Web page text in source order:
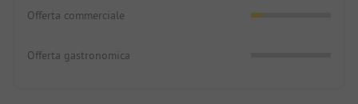
Offerta commerciale
Offerta gastronomica